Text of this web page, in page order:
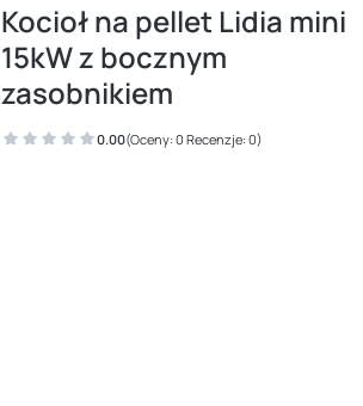
Kocioł na pellet Lidia mini
15kW z bocznym
zasobnikiem
0.00(Oceny: 0 Recenzje: 0)